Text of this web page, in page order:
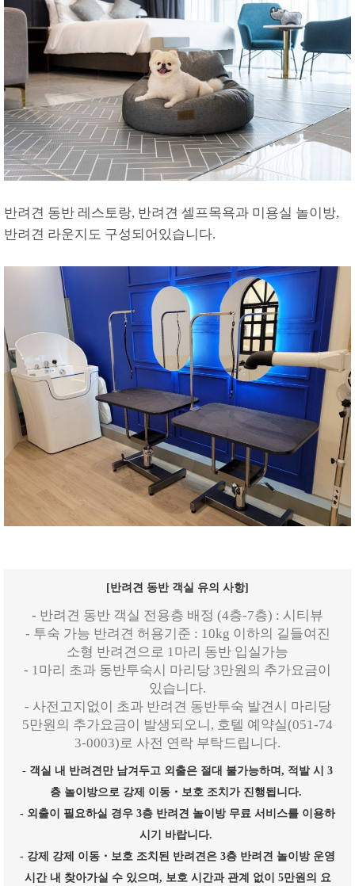
반려견 동반 레스토랑, 반려견 셀프목욕과 미용실 놀이방,
반려견 라운지도 구성되어있습니다.
[반려견 동반 객실 유의 사항]
- 반려견 동반 객실 전용층 배정 (4층-7층) : 시티뷰
- 투숙 가능 반려견 허용기준 : 10kg 이하의 길들여진
소형 반려견으로 1마리 동반 입실가능
- 1마리 초과 동반투숙시 마리당 3만원의 추가요금이
있습니다.
- 사전고지없이 초과 반려견 동반투숙 발견시 마리당
5만원의 추가요금이 발생되오니, 호텔 예약실(051-74
3-0003)로 사전 연락 부탁드립니다.
- 객실 내 반려견만 남겨두고 외출은 절대 불가능하며, 적발 시 3
층 놀이방으로 강제 이동・보호 조치가 진행됩니다.
- 외출이 필요하실 경우 3층 반려견 놀이방 무료 서비스를 이용하
시기 바랍니다.
- 강제 강제 이동・보호 조치된 반려견은 3층 반려견 놀이방 운영
시간 내 찾아가실 수 있으며, 보호 시간과 관계 없이 5만원의 요